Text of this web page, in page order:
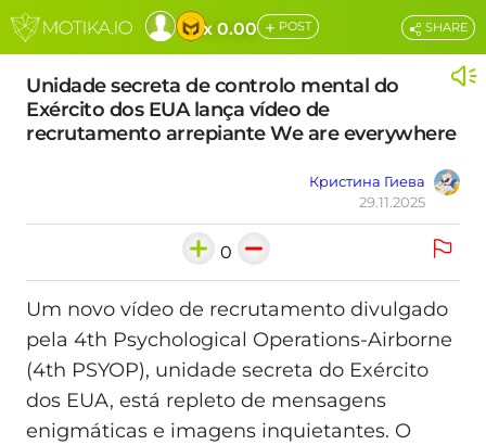
x 0.00 + POST
Unidade secreta de controlo mental do
Exército dos EUA lança vídeo de
recrutamento arrepiante We are everywhere
Кристина Гиева
29.11.2025
SHARE
0
Um novo vídeo de recrutamento divulgado
pela 4th Psychological Operations-Airborne
(4th PSYOP), unidade secreta do Exército
dos EUA, está repleto de mensagens
enigmáticas e imagens inquietantes. O